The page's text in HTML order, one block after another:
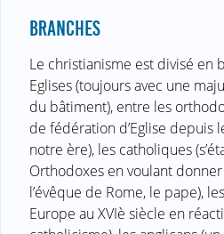
BRANCHES
Le christianisme est divisé en
Eglises (toujours avec une
du bâtiment), entre les
de fédération d’Eglise depuis
notre ère), les catholiques
Orthodoxes en voulant
l’évêque de Rome, le pape),
Europe au XVIè siècle en